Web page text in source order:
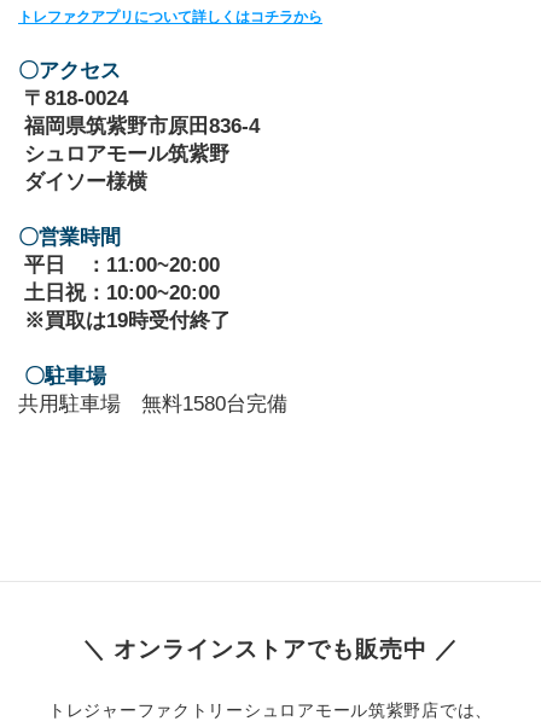
トレファクアプリについて詳しくはコチラから
〇アクセス
〒818-0024
福岡県筑紫野市原田836-4
シュロアモール筑紫野
ダイソー様横
〇営業時間
平日　：11:00~20:00
土日祝：10:00~20:00
※買取は19時受付終了
〇駐車場
共用駐車場　無料1580台完備
＼ オンラインストアでも販売中 ／
トレジャーファクトリーシュロアモール筑紫野店では、